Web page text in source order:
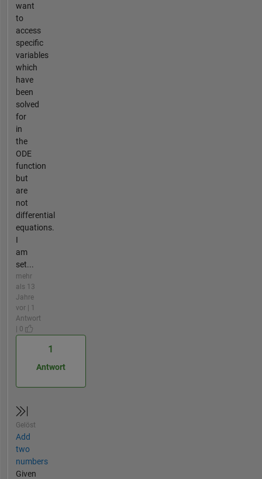
want
to
access
specific
variables
which
have
been
solved
for
in
the
ODE
function
but
are
not
differential
equations.
I
am
set...
mehr
als 13
Jahre
vor | 1
Antwort
| 0
1
Antwort
Gelöst
Add
two
numbers
Given